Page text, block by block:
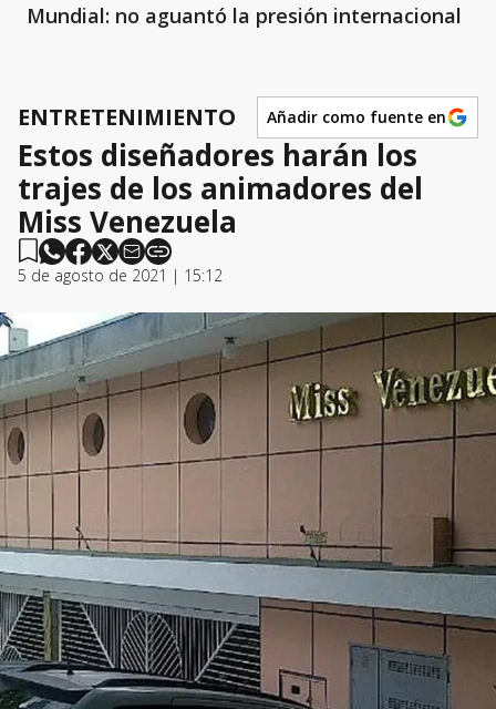
Mundial: no aguantó la presión internacional
ENTRETENIMIENTO Añadir como fuente en
Estos diseñadores harán los
trajes de los animadores del
Miss Venezuela
5 de agosto de 2021 | 15:12